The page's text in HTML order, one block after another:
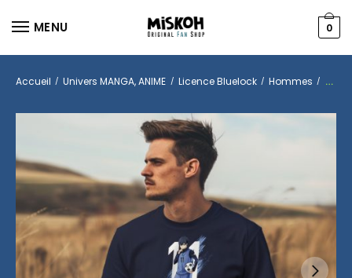
MENU 0
Accueil / Univers MANGA, ANIME / Licence Bluelock / Hommes / T-